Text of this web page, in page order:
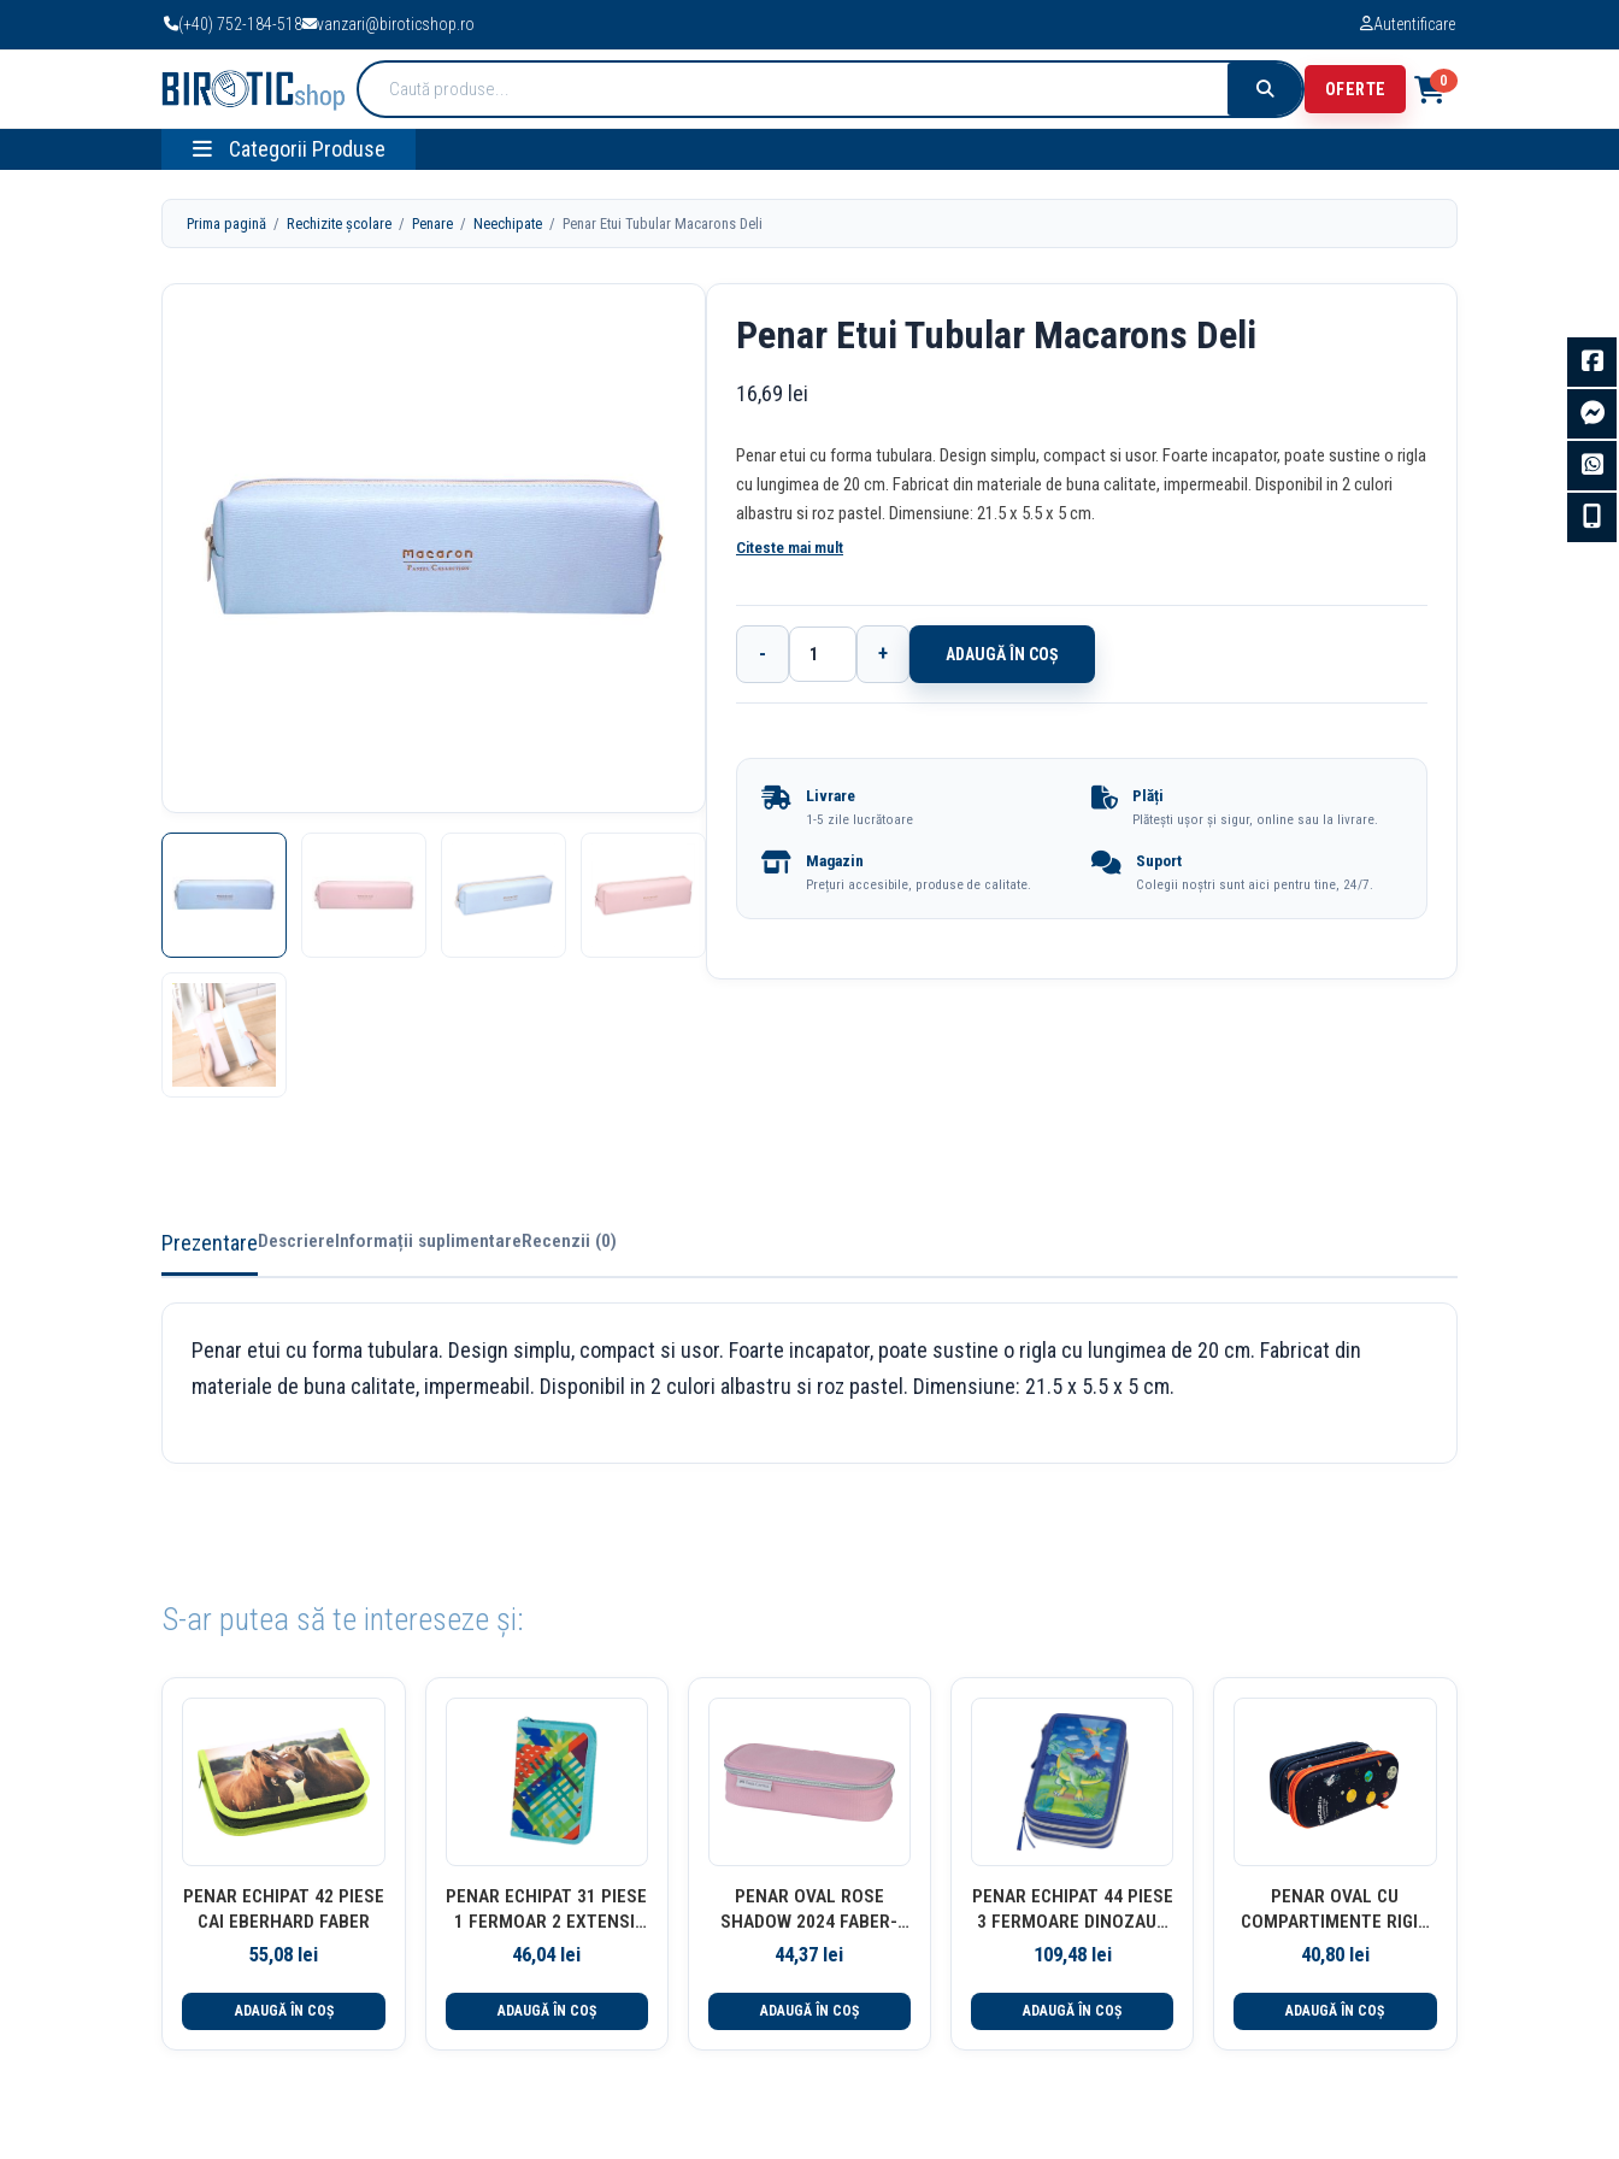
(+40) 752-184-518 vanzari@biroticshop.ro Autentificare
Cauta
produse:
OFERTE 0
Categorii Produse
Prima pagină /Rechizite școlare /Penare /Neechipate / Penar Etui Tubular Macarons Deli
Penar Etui Tubular Macarons Deli
16,69 lei
Penar etui cu forma tubulara. Design simplu, compact si usor. Foarte incapator, poate sustine o rigla
cu lungimea de 20 cm. Fabricat din materiale de buna calitate, impermeabil. Disponibil in 2 culori
albastru si roz pastel. Dimensiune: 21.5 x 5.5 x 5 cm.
Citeste mai mult
Cantitate
Penar
Tubular
Macarons
Deli
- + ADAUGĂ ÎN COȘ
Livrare
1-5 zile lucrătoare
Plăți
Plătești ușor și sigur, online sau la livrare.
Magazin
Prețuri accesibile, produse de calitate.
Suport
Colegii noștri sunt aici pentru tine, 24/7.
PrezentareDescriereInformații suplimentareRecenzii (0)
Penar etui cu forma tubulara. Design simplu, compact si usor. Foarte incapator, poate sustine o rigla cu lungimea de 20 cm. Fabricat din
materiale de buna calitate, impermeabil. Disponibil in 2 culori albastru si roz pastel. Dimensiune: 21.5 x 5.5 x 5 cm.
S-ar putea să te intereseze și:
PENAR ECHIPAT 42 PIESE
CAI EBERHARD FABER
55,08 lei
ADAUGĂ ÎN COȘ
PENAR ECHIPAT 31 PIESE
1 FERMOAR 2 EXTENSII
GEOMETRIC VERDE
46,04 lei
ADAUGĂ ÎN COȘ
PENAR OVAL ROSE
SHADOW 2024 FABER-
CASTELL
44,37 lei
ADAUGĂ ÎN COȘ
PENAR ECHIPAT 44 PIESE
3 FERMOARE DINOZAUR
FABER-CASTELL
109,48 lei
ADAUGĂ ÎN COȘ
PENAR OVAL CU
COMPARTIMENTE RIGID
SPACESHIP DELI
40,80 lei
ADAUGĂ ÎN COȘ